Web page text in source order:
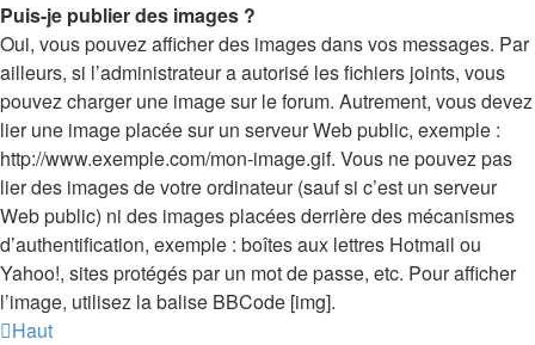
Puis-je publier des images ?
Oui, vous pouvez afficher des images dans vos messages. Par
ailleurs, si l’administrateur a autorisé les fichiers joints, vous
pouvez charger une image sur le forum. Autrement, vous devez
lier une image placée sur un serveur Web public, exemple :
http://www.exemple.com/mon-image.gif. Vous ne pouvez pas
lier des images de votre ordinateur (sauf si c’est un serveur
Web public) ni des images placées derrière des mécanismes
d’authentification, exemple : boîtes aux lettres Hotmail ou
Yahoo!, sites protégés par un mot de passe, etc. Pour afficher
l’image, utilisez la balise BBCode [img].
Haut